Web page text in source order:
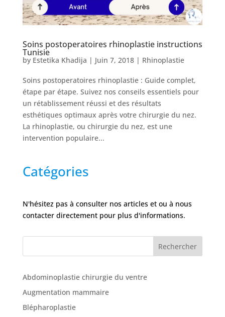
Nos
Tarifs
Nos
chirurgies
Obésité
Nos
chirurgiens
Nos
Avant
Après
Soins postoperatoires rhinoplastie instructions
Tunisie
by Estetika Khadija | Juin 7, 2018| Rhinoplastie
Soins postoperatoires rhinoplastie : Guide complet,
étape par étape. Suivez nos conseils essentiels pour
un rétablissement réussi et des résultats
esthétiques optimaux après votre chirurgie du nez.
La rhinoplastie, ou chirurgie du nez, est une
intervention populaire...
Catégories
N'hésitez pas à consulter nos articles et ou à nous
contacter directement pour plus d'informations.
Rechercher
Abdominoplastie chirurgie du ventre
Augmentation mammaire
Blépharoplastie